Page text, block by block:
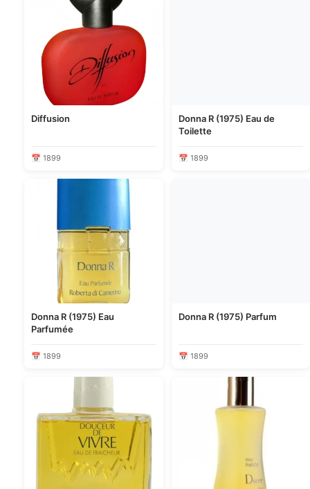
Diffusion
📅 1899
Donna R (1975) Eau de
Toilette
📅 1899
Donna R (1975) Eau
Parfumée
📅 1899
Donna R (1975) Parfum
📅 1899